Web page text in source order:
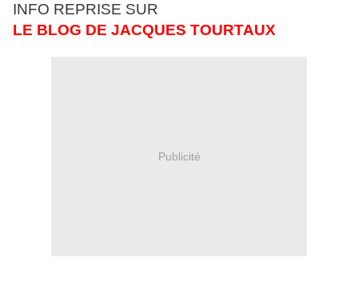
INFO REPRISE SUR
LE BLOG DE JACQUES TOURTAUX
Publicité